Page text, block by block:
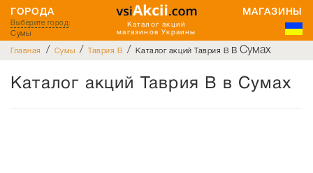
Каталог акций
магазинов Украины
ГОРОДА МАГАЗИНЫ
Выберите город:
Сумы
Главная / Сумы / Таврия В / Каталог акций Таврия В в Сумах
Каталог акций Таврия В в Сумах